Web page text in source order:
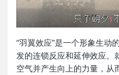
“羽翼效应”是一个形象生动
发的连锁反应和延伸效应。
空气并产生向上的力量，从